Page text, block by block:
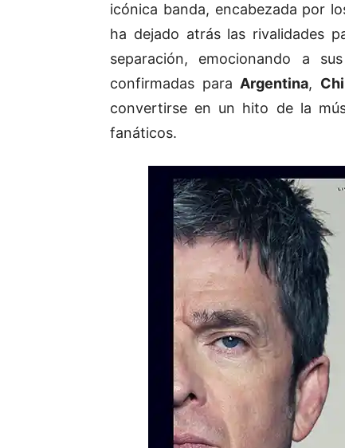
icónica banda, encabezada por
ha dejado atrás las rivalidades
separación, emocionando a
confirmadas para Argentina,
convertirse en un hito de la
fanáticos.